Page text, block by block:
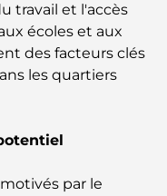
déménagement à
: une
immobiliers
: votre guide ultime
travail et l'accès
écoles et aux
des facteurs clés
les quartiers
par le